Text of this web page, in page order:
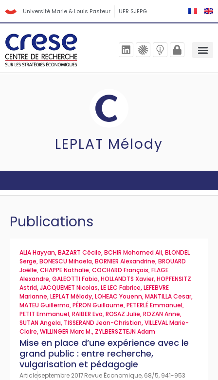
Université Marie & Louis Pasteur UFR SJEPG
LEPLAT Mélody
Publications
ALIA Hayyan,BAZART Cécile,BCHIR Mohamed Ali,BLONDEL
Serge,BONESCU Mihaela,BORNIER Alexandrine,BROUARD
Joëlle,CHAPPE Nathalie,COCHARD François,FLAGE
Alexandre,GALEOTTI Fabio,HOLLANDTS Xavier,HOPFENSITZ
Astrid,JACQUEMET Nicolas,LE LEC Fabrice,LEFEBVRE
Marianne,LEPLAT Mélody,LOHEAC Youenn,MANTILLA Cesar,
MATEU Guillermo,PÉRON Guillaume,PETERLÉ Emmanuel,
PETIT Emmanuel,RAIBER Eva,ROSAZ Julie,ROZAN Anne,
SUTAN Angela, TISSERAND Jean-Christian,VILLEVAL Marie-
Claire,WILLINGER Marc M., ZYLBERSZTEJN Adam
Mise en place d’une expérience avec le
grand public : entre recherche,
vulgarisation et pédagogie
Articleseptembre 2017Revue Économique, 68/5, 941-953